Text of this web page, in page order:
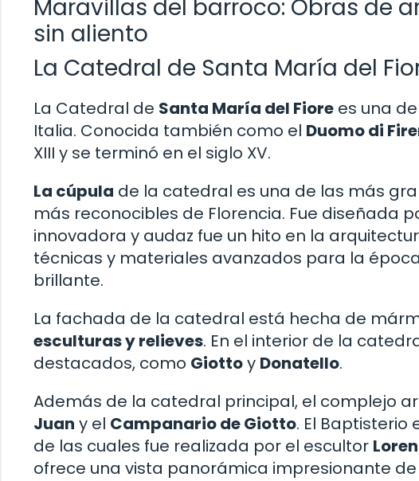
Maravillas del barroco: Obras de
sin aliento
La Catedral de Santa María del
La Catedral de Santa María del Fiore es una
Italia. Conocida también como el Duomo di
XIII y se terminó en el siglo XV.
La cúpula de la catedral es una de las más
más reconocibles de Florencia. Fue diseñada
innovadora y audaz fue un hito en la
técnicas y materiales avanzados para la
brillante.
La fachada de la catedral está hecha de
esculturas y relieves. En el interior de la
destacados, como Giottoy Donatello.
Además de la catedral principal, el complejo
Juan y el Campanario de Giotto. El
de las cuales fue realizada por el escultor
ofrece una vista panorámica impresionante